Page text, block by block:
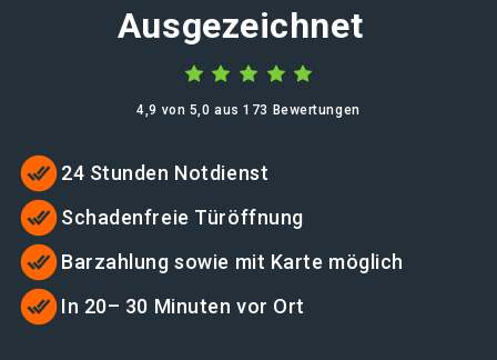
Ausgezeichnet
4,9 von 5,0 aus 173 Bewertungen
24 Stunden Notdienst
Schadenfreie Türöffnung
Barzahlung sowie mit Karte möglich
In 20– 30 Minuten vor Ort